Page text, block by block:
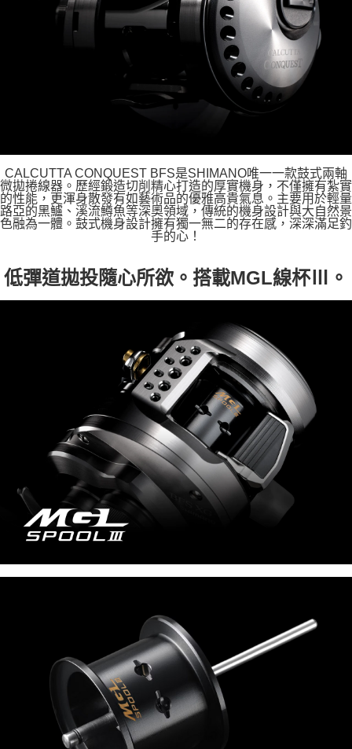
CALCUTTA CONQUEST BFS是SHIMANO唯一一款鼓式兩軸
微拋捲線器。歷經鍛造切削精心打造的厚實機身，不僅擁有紮實
的性能，更渾身散發有如藝術品的優雅高貴氣息。主要用於輕量
路亞的黑鱸、溪流鱒魚等深奧領域，傳統的機身設計與大自然景
色融為一體。鼓式機身設計擁有獨一無二的存在感，深深滿足釣
手的心！
低彈道拋投隨心所欲。搭載MGL線杯Ⅲ。